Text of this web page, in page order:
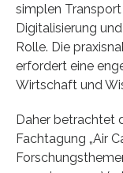
simplen
Digitalisierung
Rolle. Die
erfordert eine
Wirtschaft und
Daher betrachtet
Fachtagung „Air